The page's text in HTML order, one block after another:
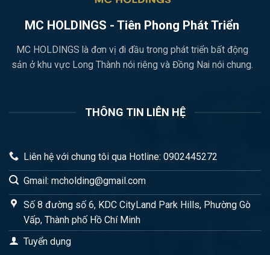
MC HOLDINGS - Tiên Phong Phát Triển
MC HOLDINGS là đơn vị đi đầu trong phát triển bất động
sản ở khu vực Long Thành nói riêng và Đồng Nai nói chung.
THÔNG TIN LIÊN HỆ
Liên hệ với chung tôi qua Hotline: 0902445272
Gmail: mcholding@gmail.com
Số 8 đường số 6, KDC CityLand Park Hills, Phường Gò
Vấp, Thành phố Hồ Chí Minh
Tuyển dụng